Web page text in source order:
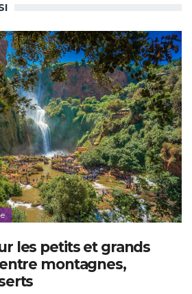
les petits et grands
montagnes,